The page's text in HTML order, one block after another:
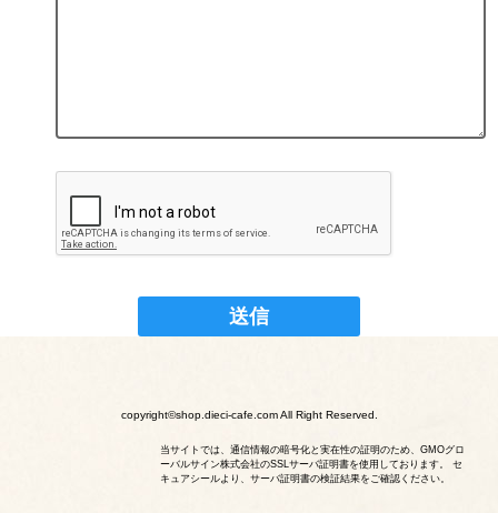
copyright©shop.dieci-cafe.com All Right Reserved.
当サイトでは、通信情報の暗号化と実在性の証明のため、GMOグロ
ーバルサイン株式会社のSSLサーバ証明書を使用しております。 セ
キュアシールより、サーバ証明書の検証結果をご確認ください。